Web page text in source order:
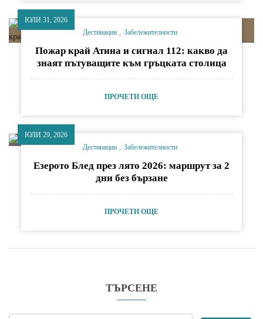
ТЪРСЕНЕ
ЮЛИ 31, 2026
Дестинации
Забележителности
Пожар край Атина и сигнал 112: какво да
знаят пътуващите към гръцката столица
ПРОЧЕТИ ОЩЕ
ЮЛИ 29, 2026
Дестинации
Забележителности
Езерото Блед през лято 2026: маршрут за 2
дни без бързане
ПРОЧЕТИ ОЩЕ